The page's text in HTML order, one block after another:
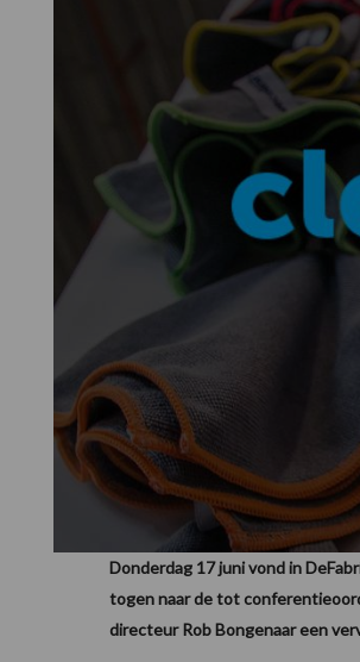
Donderdag 17 juni vond in
togen naar de tot
directeur Rob Bongenaar een